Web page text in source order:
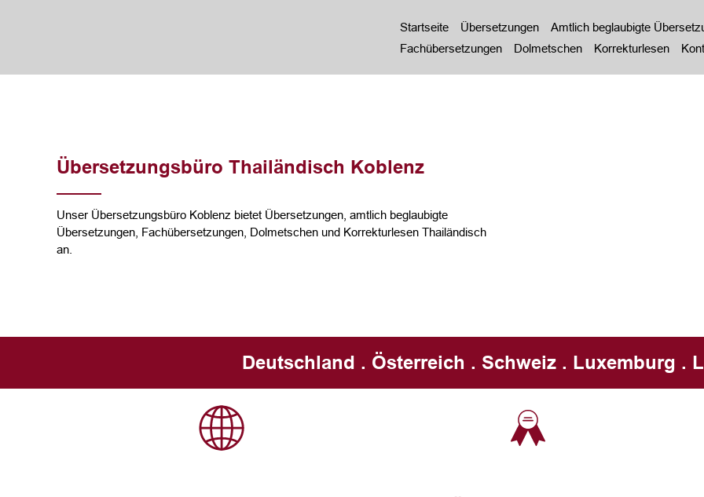
Startseite Übersetzungen
Amtlich beglaubigte
Fachübersetzungen
Dolmetschen Korrekturlesen
Übersetzungsbüro Thailändisch Koblenz
Unser Übersetzungsbüro Koblenz bietet Übersetzungen, amtlich beglaubigte
Übersetzungen, Fachübersetzungen, Dolmetschen und Korrekturlesen Thailändisch
an.
Deutschland . Österreich . Schweiz . Luxemburg .